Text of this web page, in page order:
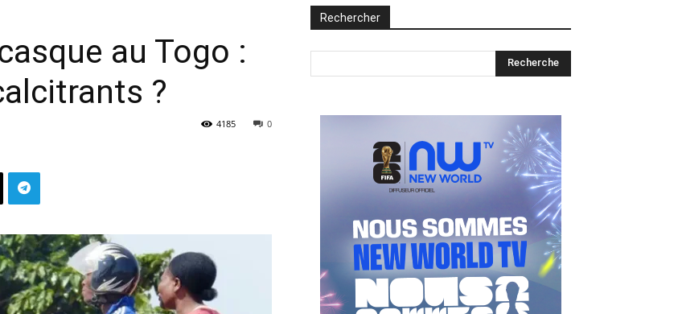
au Togo :
?
0
4185
Rechercher